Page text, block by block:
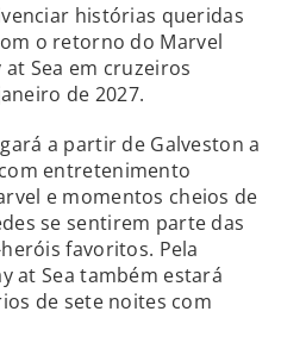
histórias queridas
o retorno do Marvel
at Sea em cruzeiros
de 2027.
a partir de Galveston a
entretenimento
e momentos cheios de
se sentirem parte das
favoritos. Pela
at Sea também estará
de sete noites com